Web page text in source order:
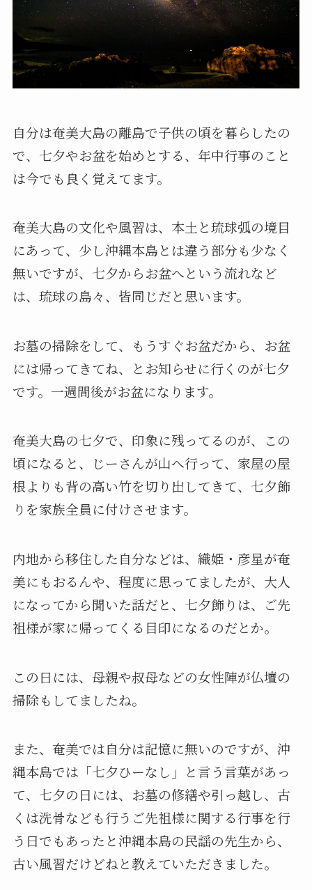
自分は奄美大島の離島で子供の頃を暮らしたの
で、七夕やお盆を始めとする、年中行事のこと
は今でも良く覚えてます。
奄美大島の文化や風習は、本土と琉球弧の境目
にあって、少し沖縄本島とは違う部分も少なく
無いですが、七夕からお盆へという流れなど
は、琉球の島々、皆同じだと思います。
お墓の掃除をして、もうすぐお盆だから、お盆
には帰ってきてね、とお知らせに行くのが七夕
です。一週間後がお盆になります。
奄美大島の七夕で、印象に残ってるのが、この
頃になると、じーさんが山へ行って、家屋の屋
根よりも背の高い竹を切り出してきて、七夕飾
りを家族全員に付けさせます。
内地から移住した自分などは、織姫・彦星が奄
美にもおるんや、程度に思ってましたが、大人
になってから聞いた話だと、七夕飾りは、ご先
祖様が家に帰ってくる目印になるのだとか。
この日には、母親や叔母などの女性陣が仏壇の
掃除もしてましたね。
また、奄美では自分は記憶に無いのですが、沖
縄本島では「七夕ひーなし」と言う言葉があっ
て、七夕の日には、お墓の修繕や引っ越し、古
くは洗骨なども行うご先祖様に関する行事を行
う日でもあったと沖縄本島の民謡の先生から、
古い風習だけどねと教えていただきました。